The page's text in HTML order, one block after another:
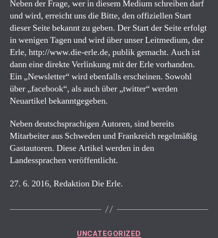
Neben der Frage, wer in diesem Medium schreiben darf
und wird, erreicht uns die Bitte, den offiziellen Start
dieser Seite bekannt zu geben. Der Start der Seite erfolgt
in wenigen Tagen und wird über unser Leitmedium, der
Erle, http://www.die-erle.de, publik gemacht. Auch ist
dann eine direkte Verlinkung mit der Erle vorhanden.
Ein „Newsletter“ wird ebenfalls erscheinen. Sowohl
über „facebook“, als auch über „twitter“ werden
Neuartikel bekanntgegeben.
Neben deutschsprachigen Autoren, sind bereits
Mitarbeiter aus Schweden und Frankreich regelmäßig
Gastautoren. Diese Artikel werden in den
Landessprachen veröffentlicht.
27. 6. 2016, Redaktion Die Erle.
Kategorien
UNCATEGORIZED